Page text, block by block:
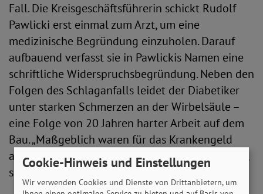
Fall. Die Kreisgeschäftsführerin schickt Rudolf
Pawlicki erst einmal zum Arzt, um eine
medizinische Begründung einzuholen. Darauf
aufbauend verfasst sie in Pawlickis Namen eine
schriftliche Widerspruchsbegründung. Neben den
Folgen des Schlaganfalls leidet der Diabetiker
unter starken Schmerzen an der Wirbelsäule –
eine Folge von 20 Jahren harter Arbeit auf dem
Bau. „Maßgeblich waren für das Krankengeld
aber nach wie vor die Folgen des Schlaganfalls“,
so Simone Hahn.
Cookie-Hinweis und Einstellungen
Wir verwenden Cookies und Dienste von Drittanbietern, um